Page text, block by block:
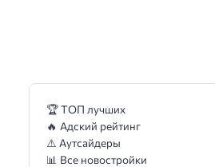
🏆 ТОП лучших
🔥 Адский рейтинг
⚠️ Аутсайдеры
📊 Все новостройки